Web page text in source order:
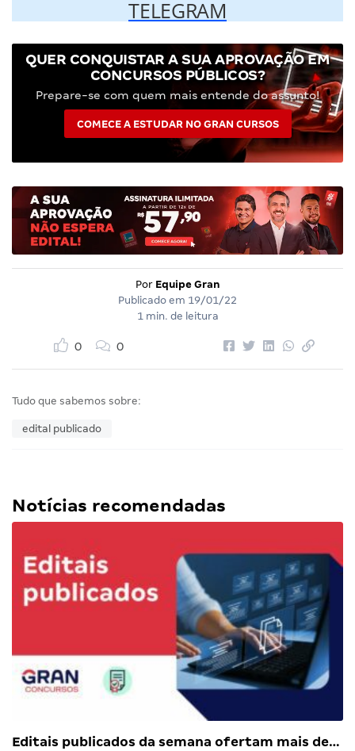
TELEGRAM
QUER CONQUISTAR A SUA APROVAÇÃO EM
CONCURSOS PÚBLICOS?
Prepare-se com quem mais entende do assunto!
COMECE A ESTUDAR NO GRAN CURSOS
Por Equipe Gran
Publicado em 19/01/22
1 min. de leitura
0 0
Tudo que sabemos sobre:
edital publicado
Notícias recomendadas
Editais publicados da semana ofertam mais de…